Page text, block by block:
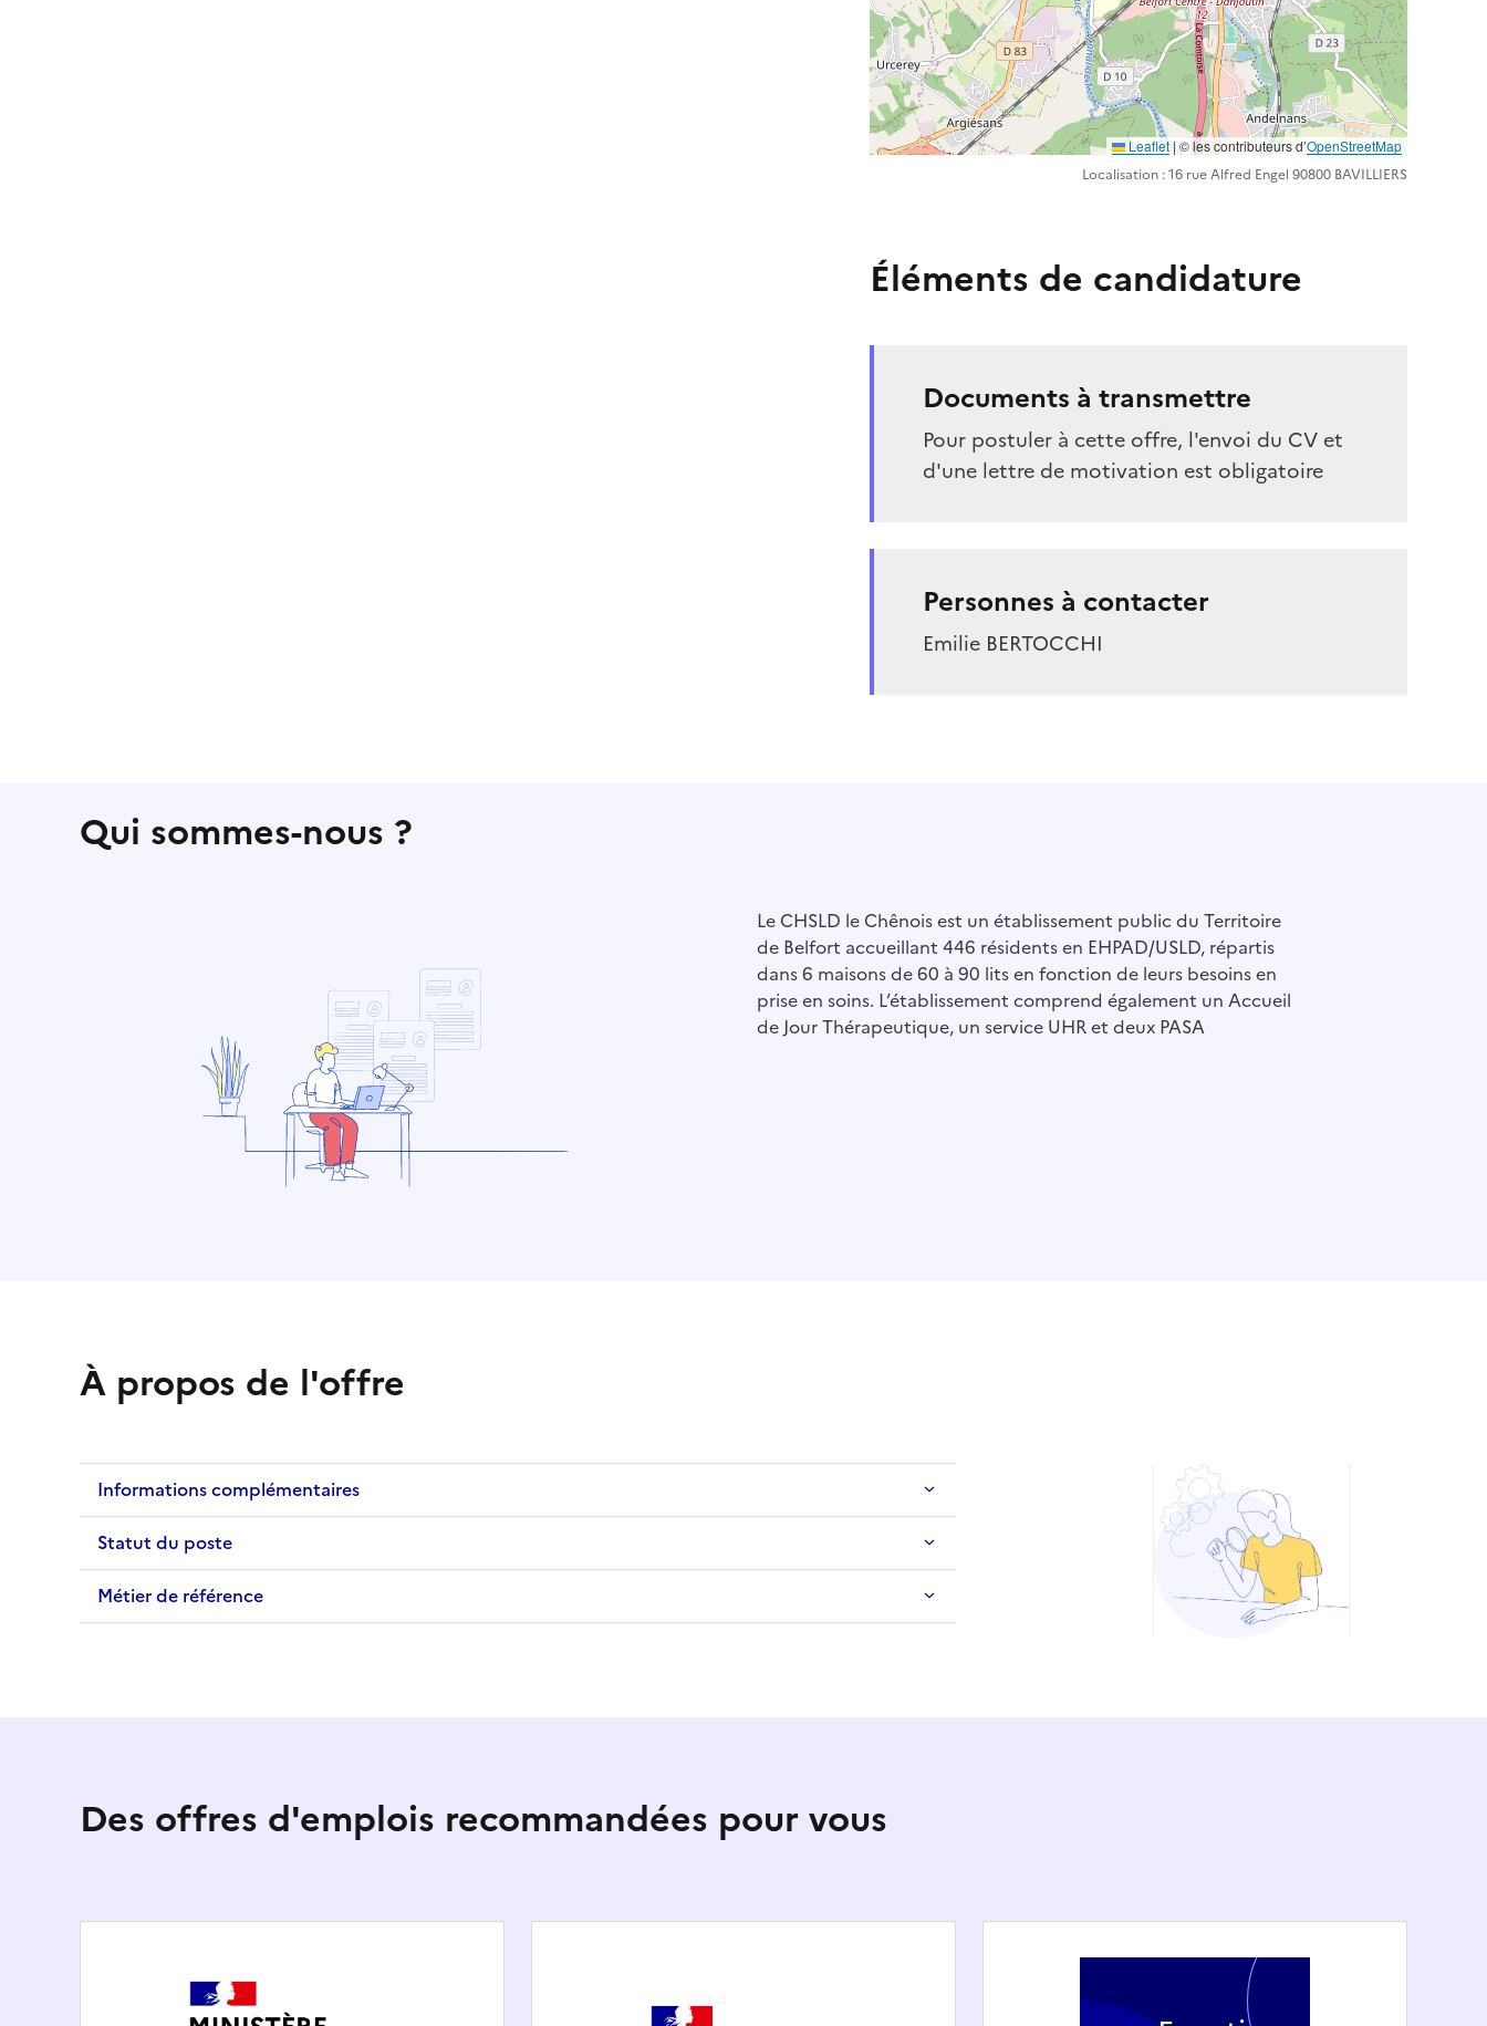
Leaflet| ©️️ les contributeurs d’OpenStreetMap
Localisation : 16 rue Alfred Engel 90800 BAVILLIERS
Éléments de candidature
Documents à transmettre
Pour postuler à cette offre, l'envoi du CV et
d'une lettre de motivation est obligatoire
Personnes à contacter
Emilie BERTOCCHI
Qui sommes-nous ?
Le CHSLD le Chênois est un établissement public du Territoire
de Belfort accueillant 446 résidents en EHPAD/USLD, répartis
dans 6 maisons de 60 à 90 lits en fonction de leurs besoins en
prise en soins. L’établissement comprend également un Accueil
de Jour Thérapeutique, un service UHR et deux PASA
À propos de l'offre
Informations complémentaires
Statut du poste
Métier de référence
Des offres d'emplois recommandées pour vous